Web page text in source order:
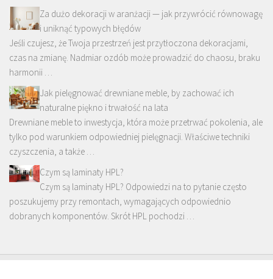
Za dużo dekoracji w aranżacji — jak przywrócić równowagę
i uniknąć typowych błędów
Jeśli czujesz, że Twoja przestrzeń jest przytłoczona dekoracjami,
czas na zmianę. Nadmiar ozdób może prowadzić do chaosu, braku
harmonii …
Jak pielęgnować drewniane meble, by zachować ich
naturalne piękno i trwałość na lata
Drewniane meble to inwestycja, która może przetrwać pokolenia, ale
tylko pod warunkiem odpowiedniej pielęgnacji. Właściwe techniki
czyszczenia, a także …
Czym są laminaty HPL?
Czym są laminaty HPL? Odpowiedzi na to pytanie często
poszukujemy przy remontach, wymagających odpowiednio
dobranych komponentów. Skrót HPL pochodzi …